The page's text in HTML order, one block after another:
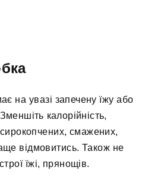
на увазі запечену їжу або
калорійність,
смажених,
відмовитись. Також не
їжі, прянощів.